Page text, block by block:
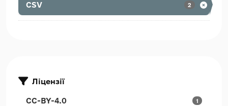
CSV 2
Ліцензії
CC-BY-4.0 1